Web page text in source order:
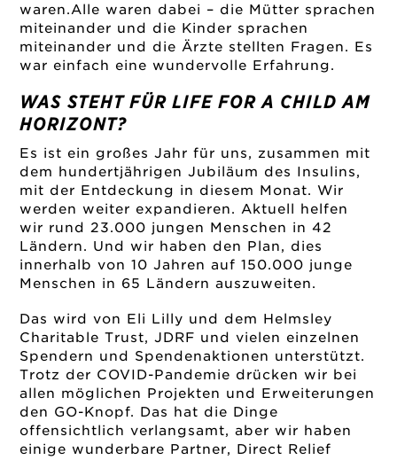
waren.Alle waren dabei – die Mütter sprachen
miteinander und die Kinder sprachen
miteinander und die Ärzte stellten Fragen. Es
war einfach eine wundervolle Erfahrung.
WAS STEHT FÜR LIFE FOR A CHILD AM
HORIZONT?
Es ist ein großes Jahr für uns, zusammen mit
dem hundertjährigen Jubiläum des Insulins,
mit der Entdeckung in diesem Monat. Wir
werden weiter expandieren. Aktuell helfen
wir rund 23.000 jungen Menschen in 42
Ländern. Und wir haben den Plan, dies
innerhalb von 10 Jahren auf 150.000 junge
Menschen in 65 Ländern auszuweiten.
Das wird von Eli Lilly und dem Helmsley
Charitable Trust, JDRF und vielen einzelnen
Spendern und Spendenaktionen unterstützt.
Trotz der COVID-Pandemie drücken wir bei
allen möglichen Projekten und Erweiterungen
den GO-Knopf. Das hat die Dinge
offensichtlich verlangsamt, aber wir haben
einige wunderbare Partner, Direct Relief